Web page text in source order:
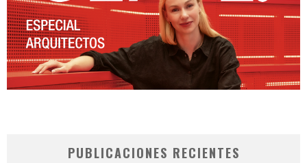
PUBLICACIONES RECIENTES